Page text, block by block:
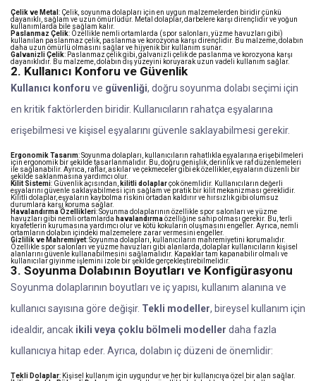
Çelik ve Metal : Çelik, soyunma dolapları için en uygun malzemelerden biridir çünkü
dayanıklı, sağlam ve uzun ömürlüdür. Metal dolaplar, darbelere karşı dirençlidir ve yoğun
kullanımlarda bile sağlam kalır.
Paslanmaz Çelik: Özellikle nemli ortamlarda (spor salonları, yüzme havuzları gibi)
kullanılan paslanmaz çelik, paslanma ve korozyona karşı dirençlidir. Bu malzeme, dolabın
daha uzun ömürlü olmasını sağlar ve hijyenik bir kullanım sunar.
Galvanizli Çelik: Paslanmaz çelik gibi, galvanizli çelik de paslanma ve korozyona karşı
dayanıklıdır. Bu malzeme, dolabın dış yüzeyini koruyarak uzun vadeli kullanım sağlar.
2. Kullanıcı Konforu ve Güvenlik
Kullanıcı konforu ve güvenliği, doğru soyunma dolabı seçimi için
en kritik faktörlerden biridir. Kullanıcıların rahatça eşyalarına
erişebilmesi ve kişisel eşyalarını güvenle saklayabilmesi gerekir.
Ergonomik Tasarım: Soyunma dolapları, kullanıcıların rahatlıkla eşyalarına erişebilmeleri
için ergonomik bir şekilde tasarlanmalıdır. Bu, doğru genişlik, derinlik ve raf düzenlemeleri
ile sağlanabilir. Ayrıca, raflar, askılar ve çekmeceler gibi ek özellikler, eşyaların düzenli bir
şekilde saklanmasına yardımcı olur.
Kilit Sistemi: Güvenlik açısından, kilitli dolaplarçok önemlidir. Kullanıcıların değerli
eşyalarını güvenle saklayabilmesi için sağlam ve pratik bir kilit mekanizması gereklidir.
Kilitli dolaplar, eşyaların kaybolma riskini ortadan kaldırır ve hırsızlık gibi olumsuz
durumlara karşı koruma sağlar.
Havalandırma Özellikleri: Soyunma dolaplarının özellikle spor salonları ve yüzme
havuzları gibi nemli ortamlarda havalandırmaözelliğine sahip olması gerekir. Bu, terli
kıyafetlerin kurumasına yardımcı olur ve kötü kokuların oluşmasını engeller. Ayrıca, nemli
ortamların dolabın içindeki malzemelere zarar vermesini engeller.
Gizlilik ve Mahremiyet: Soyunma dolapları, kullanıcıların mahremiyetini korumalıdır.
Özellikle spor salonları ve yüzme havuzları gibi alanlarda, dolaplar kullanıcıların kişisel
alanlarını güvenle kullanabilmesini sağlamalıdır. Kapaklar tam kapanabilir olmalı ve
kullanıcılar giyinme işlemini izole bir şekilde gerçekleştirebilmelidir.
3. Soyunma Dolabının Boyutları ve Konfigürasyonu
Soyunma dolaplarının boyutları ve iç yapısı, kullanım alanına ve
kullanıcı sayısına göre değişir. Tekli modeller, bireysel kullanım için
idealdir, ancak ikili veya çoklu bölmeli modeller daha fazla
kullanıcıya hitap eder. Ayrıca, dolabın iç düzeni de önemlidir:
Tekli Dolaplar: Kişisel kullanım için uygundur ve her bir kullanıcıya özel bir alan sağlar.